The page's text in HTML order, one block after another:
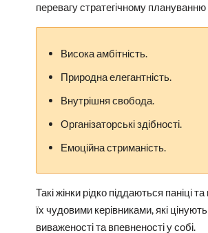
перевагу стратегічному
Висока амбітність.
Природна елегантність.
Внутрішня свобода.
Організаторські здібності.
Емоційна стриманість.
Такі жінки рідко піддаються паніці
їх чудовими керівниками, які
виваженості та впевненості у собі.